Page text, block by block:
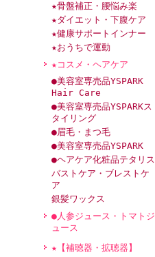
★骨盤補正・腰悩み楽
★ダイエット・下腹ケア
★健康サポートインナー
★おうちで運動
★コスメ・ヘアケア
●美容室専売品YSPARK
Hair Care
●美容室専売品YSPARKス
タイリング
●眉毛・まつ毛
●美容室専売品YSPARK
●ヘアケア化粧品テタリス
バストケア・ブレストケ
ア
銀髪ワックス
●人参ジュース・トマトジ
ュース
★【補聴器・拡聴器】